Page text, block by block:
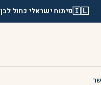
🇮🇱פיתוח ישראלי כחול לבן